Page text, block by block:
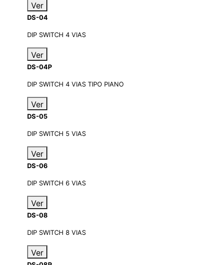
Ver
DS-04
DIP SWITCH 4 VIAS
Ver
DS-04P
DIP SWITCH 4 VIAS TIPO PIANO
Ver
DS-05
DIP SWITCH 5 VIAS
Ver
DS-06
DIP SWITCH 6 VIAS
Ver
DS-08
DIP SWITCH 8 VIAS
Ver